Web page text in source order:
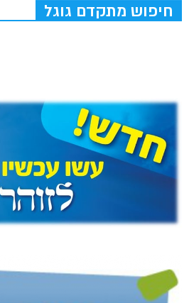
חיפוש מתקדם גוגל